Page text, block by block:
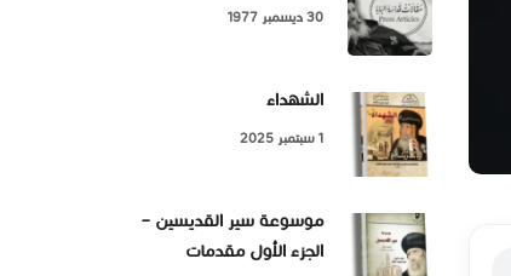
30 ديسمبر 1977
الشهداء
1 سبتمبر 2025
موسوعة سير القديسين –
الجزء الأول مقدمات